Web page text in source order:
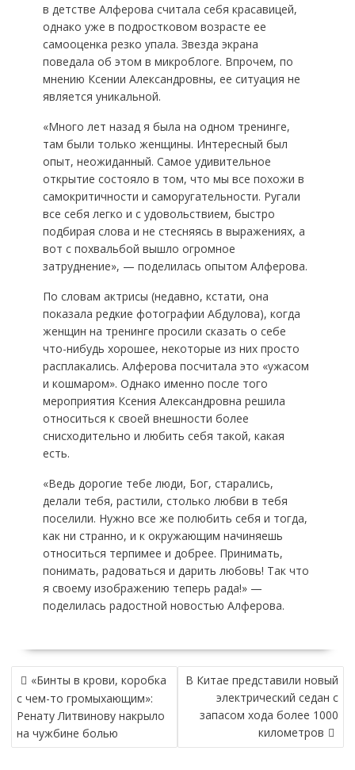
в детстве Алферова считала себя красавицей,
однако уже в подростковом возрасте ее
самооценка резко упала. Звезда экрана
поведала об этом в микроблоге. Впрочем, по
мнению Ксении Александровны, ее ситуация не
является уникальной.
«Много лет назад я была на одном тренинге,
там были только женщины. Интересный был
опыт, неожиданный. Самое удивительное
открытие состояло в том, что мы все похожи в
самокритичности и саморугательности. Ругали
все себя легко и с удовольствием, быстро
подбирая слова и не стесняясь в выражениях, а
вот с похвальбой вышло огромное
затруднение», — поделилась опытом Алферова.
По словам актрисы (недавно, кстати, она
показала редкие фотографии Абдулова), когда
женщин на тренинге просили сказать о себе
что-нибудь хорошее, некоторые из них просто
расплакались. Алферова посчитала это «ужасом
и кошмаром». Однако именно после того
мероприятия Ксения Александровна решила
относиться к своей внешности более
снисходительно и любить себя такой, какая
есть.
«Ведь дорогие тебе люди, Бог, старались,
делали тебя, растили, столько любви в тебя
поселили. Нужно все же полюбить себя и тогда,
как ни странно, и к окружающим начиняешь
относиться терпимее и добрее. Принимать,
понимать, радоваться и дарить любовь! Так что
я своему изображению теперь рада!» —
поделилась радостной новостью Алферова.
НАВИГАЦИЯ
ПО
ЗАПИСЯМ
«Бинты в крови, коробка
с чем-то громыхающим»:
Ренату Литвинову накрыло
на чужбине болью
В Китае представили новый
электрический седан с
запасом хода более 1000
километров